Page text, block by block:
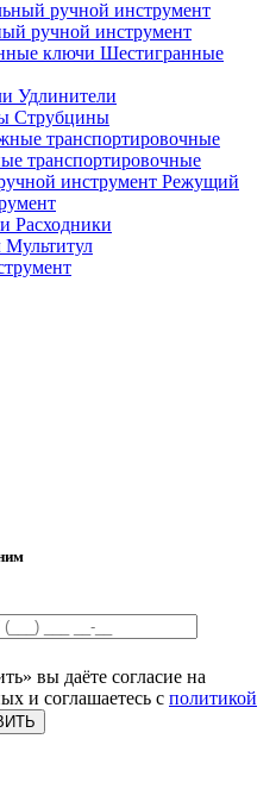
ручной инструмент
Шестигранные
Удлинители
Струбцины
транспортировочные
Режущий
Расходники
Мультитул
вы даёте согласие на
и соглашаетесь с политикой